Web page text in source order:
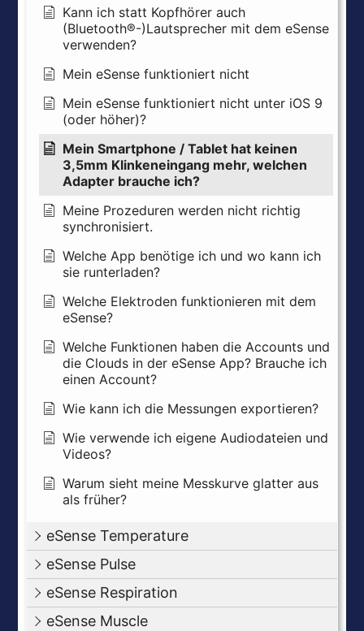
Kann ich statt Kopfhörer auch
(Bluetooth®-)Lautsprecher mit dem eSense
verwenden?
Mein eSense funktioniert nicht
Mein eSense funktioniert nicht unter iOS 9
(oder höher)?
Mein Smartphone / Tablet hat keinen
3,5mm Klinkeneingang mehr, welchen
Adapter brauche ich?
Meine Prozeduren werden nicht richtig
synchronisiert.
Welche App benötige ich und wo kann ich
sie runterladen?
Welche Elektroden funktionieren mit dem
eSense?
Welche Funktionen haben die Accounts und
die Clouds in der eSense App? Brauche ich
einen Account?
Wie kann ich die Messungen exportieren?
Wie verwende ich eigene Audiodateien und
Videos?
Warum sieht meine Messkurve glatter aus
als früher?
eSense Temperature
eSense Pulse
eSense Respiration
eSense Muscle